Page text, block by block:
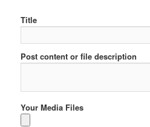
Title
Post content or file description
Your Media Files